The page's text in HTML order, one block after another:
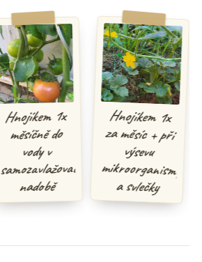
Hnojíkem 1x
měsíčně do
vody v
samozavlažovací
nadobě
Hnojíkem 1x
za měsíc + při
výsevu
mikroorganismy
a svlečky